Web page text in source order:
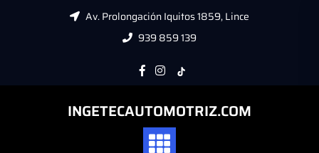
Av. Prolongación Iquitos 1859, Lince
939 859 139
INGETECAUTOMOTRIZ.COM